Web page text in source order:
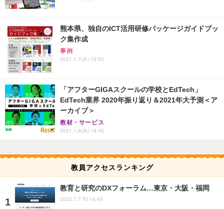
熊本県、独自のICT活用研修パッケージガイドブッ
ク集作成
事例
2021.1.7(木) 15:50
「アフターGIGAスクールの学校とEdTech」
EdTech業界 2020年振り返り＆2021年大予測＜ア
ーカイブ＞
教材・サービス
2021.1.6(水) 18:45
教員アクセスランキング
教育と研究のDXフォーラム…東京・大阪・福岡
2023.7.7 Fri 16:45